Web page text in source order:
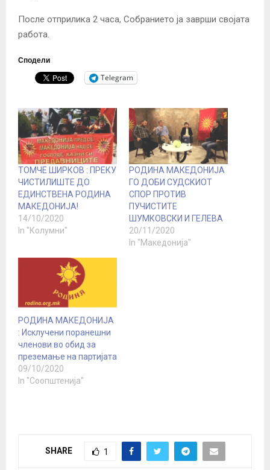
После отприлика 2 часа, Собранието ја заврши својата
работа.
Сподели
Telegram
ТОМЧЕ ШИРКОВ : ПРЕКУ
ЧИСТИЛИШТЕ ДО
ЕДИНСТВЕНА РОДИНА
МАКЕДОНИЈА!
14/10/2020
In "Колумни"
РОДИНА МАКЕДОНИЈА
ГО ДОБИ СУДСКИОТ
СПОР ПРОТИВ
ПУЧИСТИТЕ
ШУМКОВСКИ И ГЕЛЕВА
20/11/2020
In "Македонија"
РОДИНА МАКЕДОНИЈА
: Исклучени поранешни
членови во обид за
преземање на партијата
09/10/2020
In "Соопштенија"
SHARE 1